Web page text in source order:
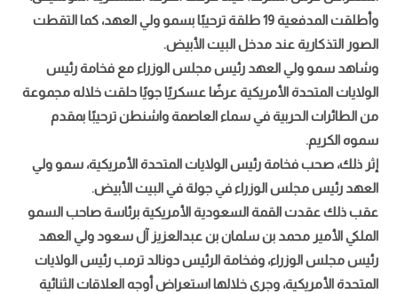
وأطلقت المدفعية 19 طلقة ترحيبًا بسمو ولي العهد، كما التقطت
الصور التذكارية عند مدخل البيت الأبيض.
وشاهد سمو ولي العهد رئيس مجلس الوزراء مع فخامة رئيس
الولايات المتحدة الأمريكية عرضًا عسكريًا جويًا حلقت خلاله مجموعة
من الطائرات الحربية في سماء العاصمة واشنطن ترحيبًا بمقدم
سموه الكريم.
إثر ذلك، صحب فخامة رئيس الولايات المتحدة الأمريكية، سمو ولي
العهد رئيس مجلس الوزراء في جولة في البيت الأبيض.
عقب ذلك عقدت القمة السعودية الأمريكية برئاسة صاحب السمو
الملكي الأمير محمد بن سلمان بن عبدالعزيز آل سعود ولي العهد
رئيس مجلس الوزراء، وفخامة الرئيس دونالد ترمب رئيس الولايات
المتحدة الأمريكية، وجرى خلالها استعراض أوجه العلاقات الثنائية